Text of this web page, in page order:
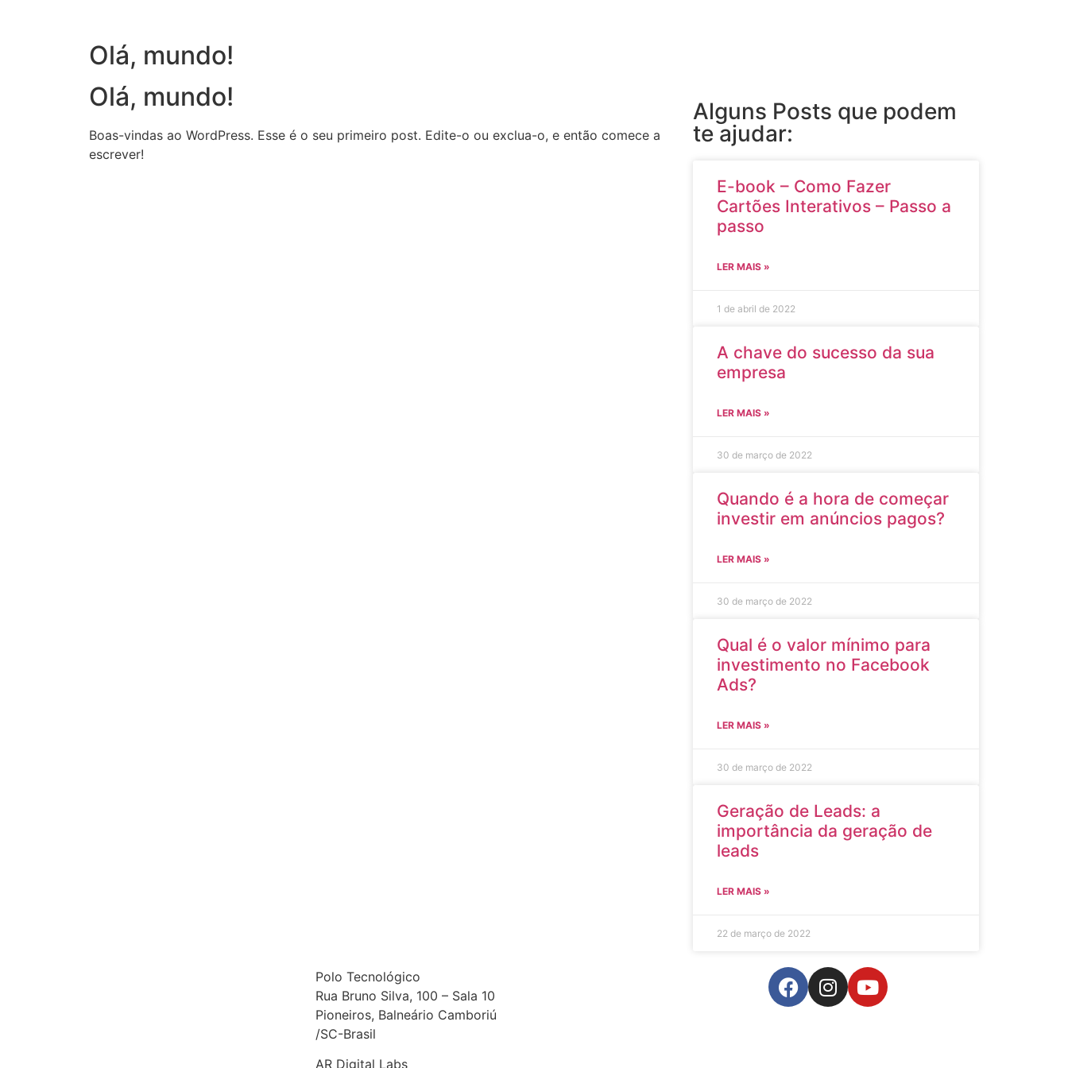
Olá, mundo!
Olá, mundo!
Boas-vindas ao WordPress. Esse é o seu primeiro post. Edite-o ou exclua-o, e então comece a
escrever!
Alguns Posts que podem
te ajudar:
E-book – Como Fazer
Cartões Interativos – Passo a
passo
LER MAIS »
1 de abril de 2022
A chave do sucesso da sua
empresa
LER MAIS »
30 de março de 2022
Quando é a hora de começar
investir em anúncios pagos?
LER MAIS »
30 de março de 2022
Qual é o valor mínimo para
investimento no Facebook
Ads?
LER MAIS »
30 de março de 2022
Geração de Leads: a
importância da geração de
leads
LER MAIS »
22 de março de 2022
Polo Tecnológico
Rua Bruno Silva, 100 – Sala 10
Pioneiros, Balneário Camboriú
/SC-Brasil
AR Digital Labs